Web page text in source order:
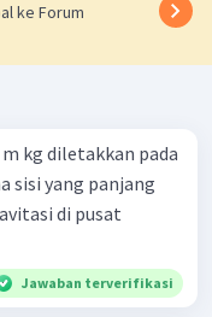
ke Forum
kg diletakkan pada
sisi yang panjang
di pusat
Jawaban terverifikasi